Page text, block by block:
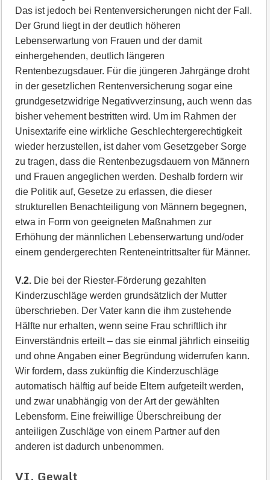
Das ist jedoch bei Rentenversicherungen nicht der Fall.
Der Grund liegt in der deutlich höheren
Lebenserwartung von Frauen und der damit
einhergehenden, deutlich längeren
Rentenbezugsdauer. Für die jüngeren Jahrgänge droht
in der gesetzlichen Rentenversicherung sogar eine
grundgesetzwidrige Negativverzinsung, auch wenn das
bisher vehement bestritten wird. Um im Rahmen der
Unisextarife eine wirkliche Geschlechtergerechtigkeit
wieder herzustellen, ist daher vom Gesetzgeber Sorge
zu tragen, dass die Rentenbezugsdauern von Männern
und Frauen angeglichen werden. Deshalb fordern wir
die Politik auf, Gesetze zu erlassen, die dieser
strukturellen Benachteiligung von Männern begegnen,
etwa in Form von geeigneten Maßnahmen zur
Erhöhung der männlichen Lebenserwartung und/oder
einem gendergerechten Renteneintrittsalter für Männer.
V.2. Die bei der Riester-Förderung gezahlten
Kinderzuschläge werden grundsätzlich der Mutter
überschrieben. Der Vater kann die ihm zustehende
Hälfte nur erhalten, wenn seine Frau schriftlich ihr
Einverständnis erteilt – das sie einmal jährlich einseitig
und ohne Angaben einer Begründung widerrufen kann.
Wir fordern, dass zukünftig die Kinderzuschläge
automatisch hälftig auf beide Eltern aufgeteilt werden,
und zwar unabhängig von der Art der gewählten
Lebensform. Eine freiwillige Überschreibung der
anteiligen Zuschläge von einem Partner auf den
anderen ist dadurch unbenommen.
VI. Gewalt